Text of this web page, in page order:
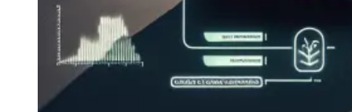
Navigație Mercedes C Class W203
Navigație Mercedes C Class W204
Navigație Mercedes W203
Navigație Mercedes W204
Navigație Mercedes W211
Navigație Mercedes Sprinter